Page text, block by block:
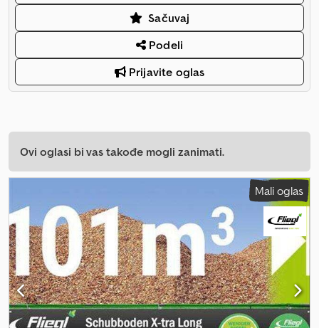
Sačuvaj
Podeli
Prijavite oglas
Ovi oglasi bi vas takođe mogli zanimati.
Mali oglas